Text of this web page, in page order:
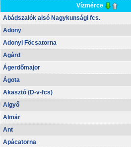
Vízmérce
Abádszalók alsó Nagykunsági fcs.
Adony
Adonyi Föcsatorna
Agárd
Ágerdőmajor
Ágota
Akasztó (D-v-fcs)
Algyő
Almár
Ant
Apácatorna